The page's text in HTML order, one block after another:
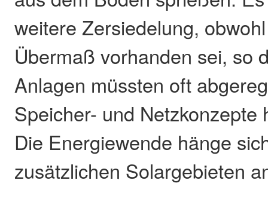
weitere Zersiedelung,
Übermaß vorhanden sei, so
Anlagen müssten oft
Speicher- und Netzkonzepte
Die Energiewende hänge
zusätzlichen Solargebieten